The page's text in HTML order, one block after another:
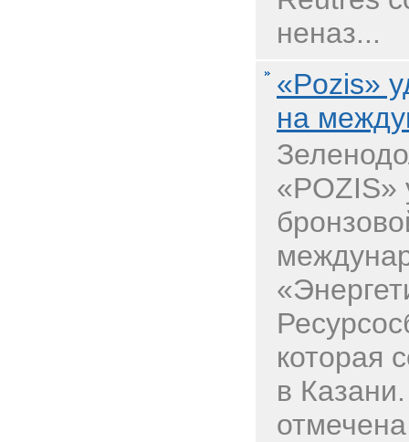
неназ...
«Pozis»
на
«POZIS»
которая
в